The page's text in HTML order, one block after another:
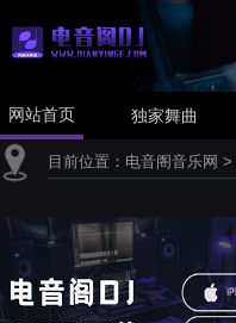
网站首页 独家舞曲
目前位置： 电音阁音乐网 >